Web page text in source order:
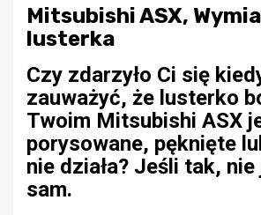
Mitsubishi ASX,
lusterka
Czy zdarzyło Ci się
zauważyć, że lusterko
Twoim Mitsubishi ASX
porysowane, pęknięte
nie działa? Jeśli tak,
sam.